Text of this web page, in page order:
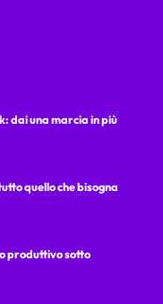
dai una marcia in più
quello che bisogna
produttivo sotto